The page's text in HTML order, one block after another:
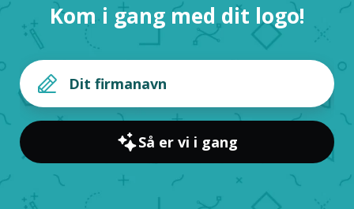
Kom i gang med dit logo!
Så er vi i gang